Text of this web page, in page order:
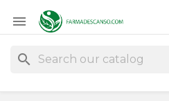

search